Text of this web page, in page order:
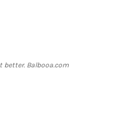
Balbooa.com